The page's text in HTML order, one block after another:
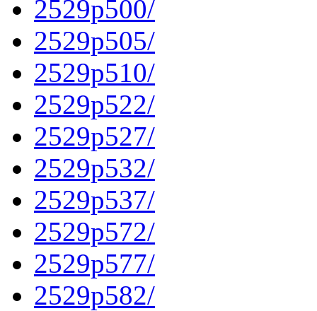
2529p500/
2529p505/
2529p510/
2529p522/
2529p527/
2529p532/
2529p537/
2529p572/
2529p577/
2529p582/